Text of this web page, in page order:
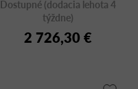
Dostupné (dodacia lehota 4
týždne)
2 726,30 €